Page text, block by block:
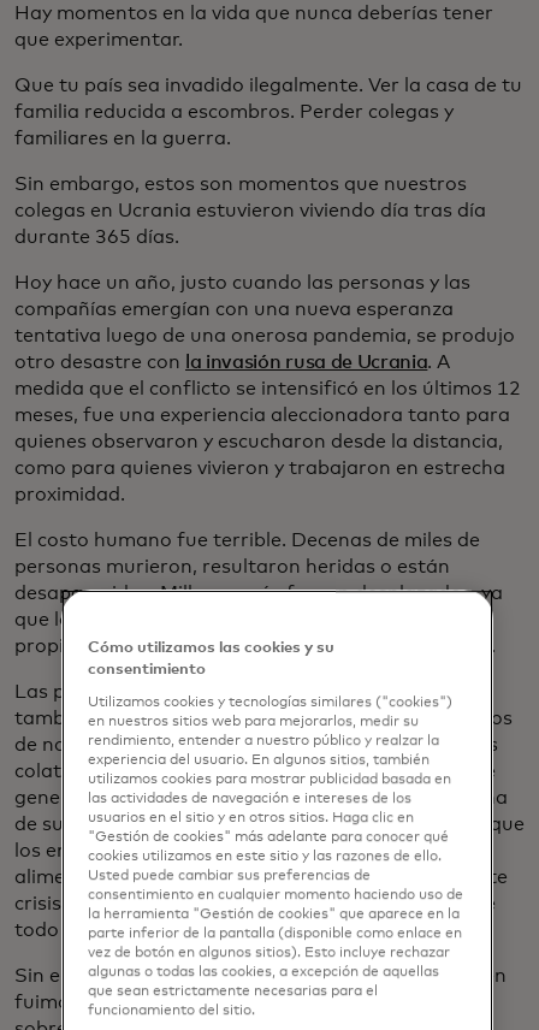
Hay momentos en la vida que nunca deberías tener
que experimentar.
Que tu país sea invadido ilegalmente. Ver la casa de tu
familia reducida a escombros. Perder colegas y
familiares en la guerra.
Sin embargo, estos son momentos que nuestros
colegas en Ucrania estuvieron viviendo día tras día
durante 365 días.
Hoy hace un año, justo cuando las personas y las
compañías emergían con una nueva esperanza
tentativa luego de una onerosa pandemia, se produjo
otro desastre con
la invasión rusa de Ucrania. A
medida que el conflicto se intensificó en los últimos 12
meses, fue una experiencia aleccionadora tanto para
quienes observaron y escucharon desde la distancia,
como para quienes vivieron y trabajaron en estrecha
proximidad.
El costo humano fue terrible. Decenas de miles de
personas murieron, resultaron heridas o están
desaparecidas. Millones más fueron desplazados, ya
que los edificios fueron destruidos y los daños a la
propiedad ascienden a miles de millones de dólares.
Las personas más allá de las fronteras de Ucrania
también se vieron afectadas. En ese momento, pocos
de nosotros imaginamos la magnitud de los efectos
colaterales y las consecuencias de gran alcance que
generaría este conflicto. Los problemas de la cadena
de suministro adquirieron un nuevo significado, ya que
los envíos se desaceleraron y los precios de los
alimentos aumentaron, agravados por una creciente
crisis energética. Las compañías y las economías de
todo el mundo sintieron la presión.
Sin embargo, en estos tiempos tan oscuros, también
fuimos testigos de nada menos que un espíritu
Cómo utilizamos las cookies y su
consentimiento
Utilizamos cookies y tecnologías similares ("cookies")
en nuestros sitios web para mejorarlos, medir su
rendimiento, entender a nuestro público y realzar la
experiencia del usuario. En algunos sitios, también
utilizamos cookies para mostrar publicidad basada en
las actividades de navegación e intereses de los
usuarios en el sitio y en otros sitios. Haga clic en
"Gestión de cookies" más adelante para conocer qué
cookies utilizamos en este sitio y las razones de ello.
Usted puede cambiar sus preferencias de
consentimiento en cualquier momento haciendo uso de
la herramienta "Gestión de cookies" que aparece en la
parte inferior de la pantalla (disponible como enlace en
vez de botón en algunos sitios). Esto incluye rechazar
algunas o todas las cookies, a excepción de aquellas
que sean estrictamente necesarias para el
funcionamiento del sitio.